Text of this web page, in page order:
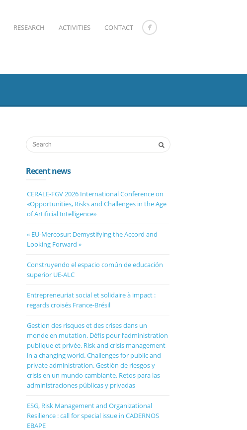
RESEARCH ACTIVITIES CONTACT
Recent news
CERALE-FGV 2026 International Conference on
«Opportunities, Risks and Challenges in the Age
of Artificial Intelligence»
« EU-Mercosur: Demystifying the Accord and
Looking Forward »
Construyendo el espacio común de educación
superior UE-ALC
Entrepreneuriat social et solidaire à impact :
regards croisés France-Brésil
Gestion des risques et des crises dans un
monde en mutation. Défis pour l’administration
publique et privée. Risk and crisis management
in a changing world. Challenges for public and
private administration. Gestión de riesgos y
crisis en un mundo cambiante. Retos para las
administraciones públicas y privadas
ESG, Risk Management and Organizational
Resilience : call for special issue in CADERNOS
EBAPE